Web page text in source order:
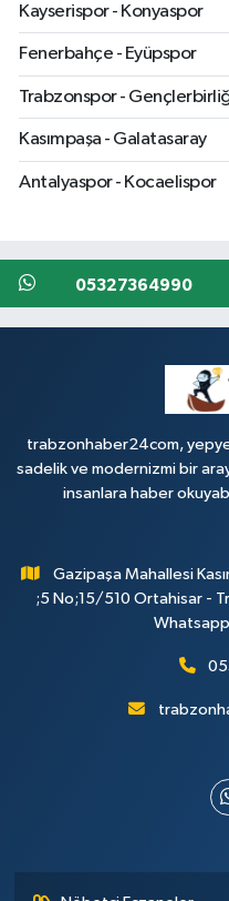
Kayserispor - Konyaspor
Fenerbahçe - Eyüpspor
Trabzonspor -
Kasımpaşa - Galatasaray
Antalyaspor - Kocaelispor
05327364990
trabzonhaber24com,
sadelik ve modernizmi bir
insanlara haber
Gazipaşa Mahallesi
;5 No;15/510 Ortahisar -